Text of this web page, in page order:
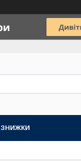
ЗНИЖКИ